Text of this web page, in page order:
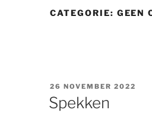
CATEGORIE: GEEN
GEPLAATST
OP
26 NOVEMBER 2022
Spekken